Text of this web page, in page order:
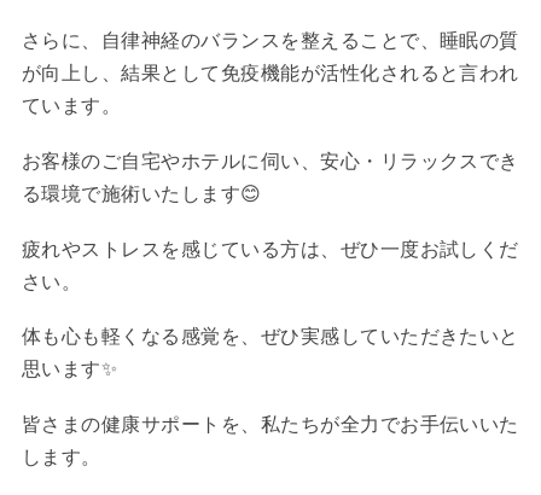
さらに、自律神経のバランスを整えることで、睡眠の質
が向上し、結果として免疫機能が活性化されると言われ
ています。
お客様のご自宅やホテルに伺い、安心・リラックスでき
る環境で施術いたします😊
疲れやストレスを感じている方は、ぜひ一度お試しくだ
さい。
体も心も軽くなる感覚を、ぜひ実感していただきたいと
思います✨
皆さまの健康サポートを、私たちが全力でお手伝いいた
します。